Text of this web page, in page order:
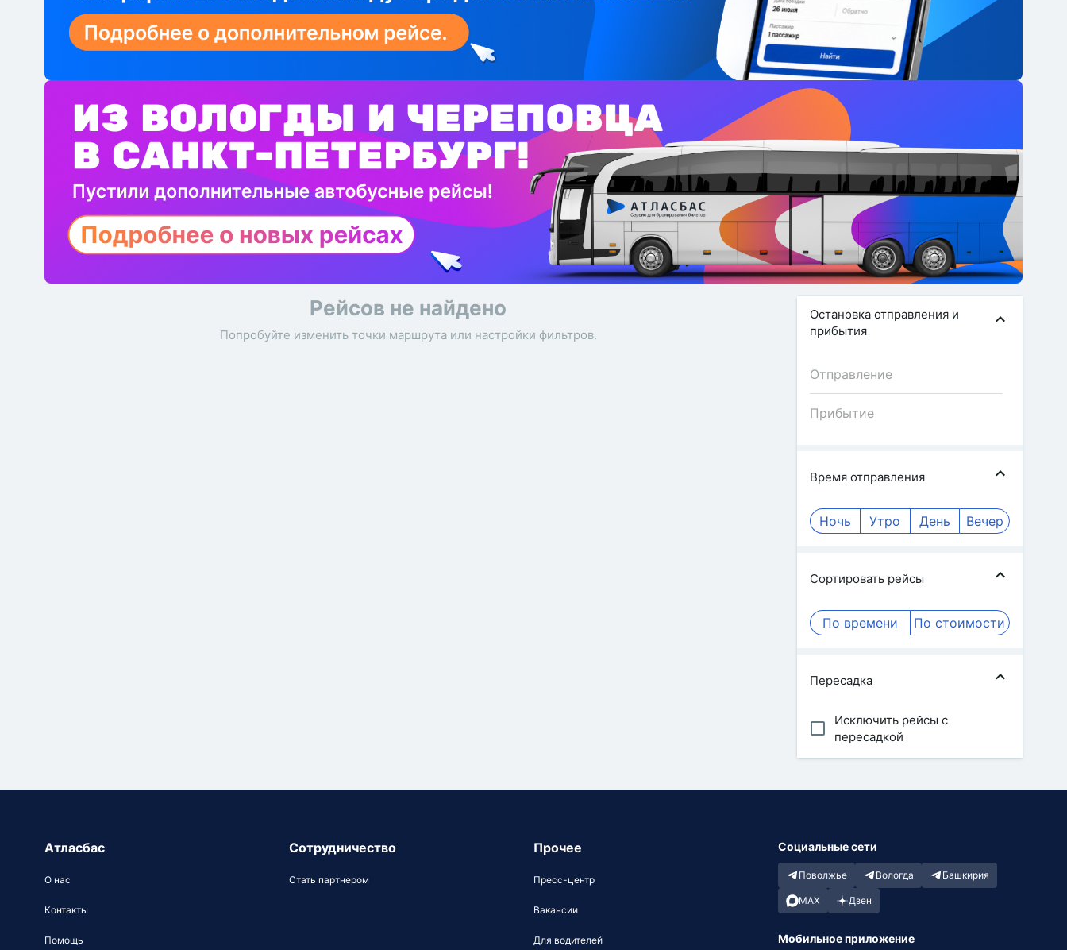
Рейсов не найдено
Попробуйте изменить точки маршрута или настройки фильтров.
Остановка отправления и
прибытия
Время отправления
Ночь Утро День Вечер
Сортировать рейсы
По времени По стоимости
Пересадка
Исключить рейсы с
пересадкой
Атласбас
О нас
Контакты
Помощь
Сотрудничество
Стать партнером
Прочее
Пресс-центр
Вакансии
Для водителей
Социальные сети
Поволжье Вологда Башкирия
MAX Дзен
Мобильное приложение